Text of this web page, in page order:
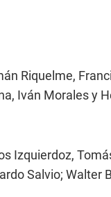
Riquelme,
Iván Morales y
Izquierdoz,
Salvio; Walter